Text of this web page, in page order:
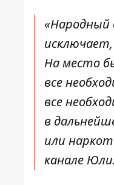
«Народный
На место
все
все
в
или
канале